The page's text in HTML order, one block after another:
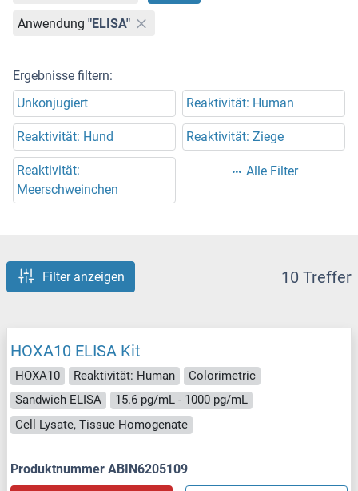
Anwendung "ELISA"
Ergebnisse filtern:
Unkonjugiert
Reaktivität: Human
Reaktivität: Hund Reaktivität: Ziege
Reaktivität:
Meerschweinchen
Alle Filter
Filter anzeigen 10 Treffer
HOXA10 ELISA Kit
HOXA10 Reaktivität: Human
Colorimetric
Sandwich ELISA
15.6 pg/mL - 1000 pg/mL
Cell Lysate, Tissue Homogenate
Produktnummer ABIN6205109